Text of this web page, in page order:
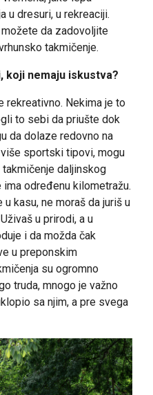
u dresuri, u rekreaciji.
da zadovoljite
takmičenje.
koji nemaju iskustva?
rekreativno. Nekima je to
to sebi da priušte dok
da dolaze redovno na
sportski tipovi, mogu
takmičenje daljinskog
ima određenu kilometražu.
kasu, ne moraš da juriš u
u prirodi, a u
i da možda čak
u preponskim
su ogromno
truda, mnogo je važno
sa njim, a pre svega